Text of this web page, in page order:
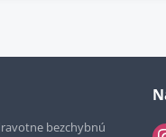
bezchybnú